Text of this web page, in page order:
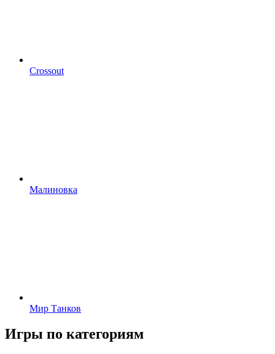
Crossout
Малиновка
Мир Танков
Игры по категориям